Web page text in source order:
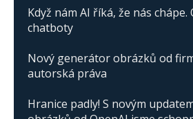
Když nám AI říká, že nás
chatboty
Nový generátor obrázků od
autorská práva
Hranice padly! S novým